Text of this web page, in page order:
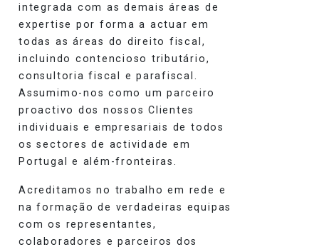
integrada com as demais áreas de
expertise por forma a actuar em
todas as áreas do direito fiscal,
incluindo contencioso tributário,
consultoria fiscal e parafiscal.
Assumimo-nos como um parceiro
proactivo dos nossos Clientes
individuais e empresariais de todos
os sectores de actividade em
Portugal e além-fronteiras.
Acreditamos no trabalho em rede e
na formação de verdadeiras equipas
com os representantes,
colaboradores e parceiros dos